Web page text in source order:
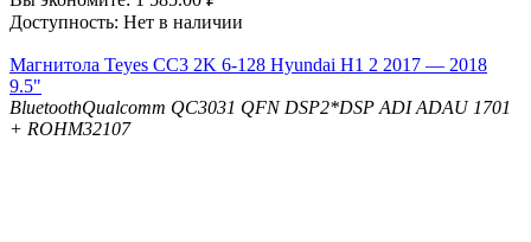
Доступность: Нет в наличии
Магнитола Teyes CC3 2K 6-128 Hyundai H1 2 2017 — 2018
9.5"
BluetoothQualcomm QC3031 QFN DSP2*DSP ADI ADAU 1701
+ ROHM32107